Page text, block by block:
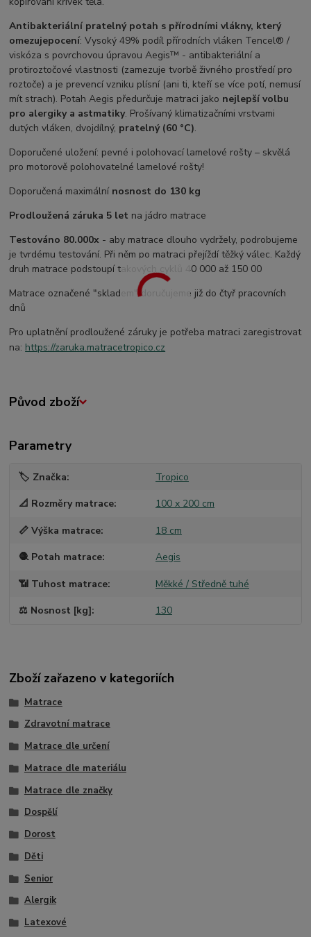
Antibakteriální pratelný potah s přírodními vlákny, který
omezujepocení: Vysoký 49% podíl přírodních vláken Tencel® /
viskóza s povrchovou úpravou Aegis™ - antibakteriální a
protiroztočové vlastnosti (zamezuje tvorbě živného prostředí pro
roztoče) a je prevencí vzniku plísní (ani ti, kteří se více potí, nemusí
mít strach). Potah Aegis předurčuje matraci jako nejlepší volbu
pro alergiky a astmatiky. Prošívaný klimatizačními vrstvami
dutých vláken, dvojdílný, pratelný (60 °C).
Doporučené uložení: pevné i polohovací lamelové rošty – skvělá
pro motorově polohovatelné lamelové rošty!
Doporučená maximální nosnost do 130 kg
Prodloužená záruka 5 let na jádro matrace
Testováno 80.000x - aby matrace dlouho vydržely, podrobujeme
je tvrdému testování. Při něm po matraci přejíždí těžký válec. Každý
druh matrace podstoupí takových cyklů 40 000 až 150 00
Matrace označené "skladem" doručujeme již do čtyř pracovních
dnů
Pro uplatnění prodloužené záruky je potřeba matraci zaregistrovat
na: https://zaruka.matracetropico.cz
Původ zboží
Parametry
🏷️ Značka Tropico
📐 Rozměry matrace 100 x 200 cm
📏 Výška matrace 18 cm
🧶 Potah matrace Aegis
📶 Tuhost matrace Měkké / Středně tuhé
⚖️ Nosnost [kg] 130
Zboží zařazeno v kategoriích
Matrace
Zdravotní matrace
Matrace dle určení
Matrace dle materiálu
Matrace dle značky
Dospělí
Dorost
Děti
Senior
Alergik
Latexové